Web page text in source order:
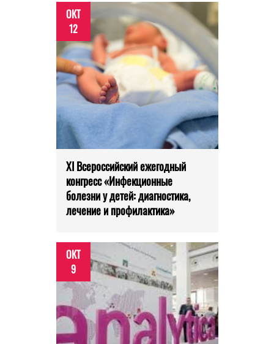
ОКТ
12
XI Всероссийский ежегодный
конгресс «Инфекционные
болезни у детей: диагностика,
лечение и профилактика»
ОКТ
9